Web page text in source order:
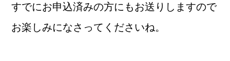
すでにお申込済みの方にもお送りしますので
お楽しみになさってくださいね。